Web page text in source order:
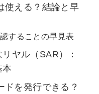
使える？結論と早
することの早見表
ヤル（SAR）：
本
ドを発行できる？